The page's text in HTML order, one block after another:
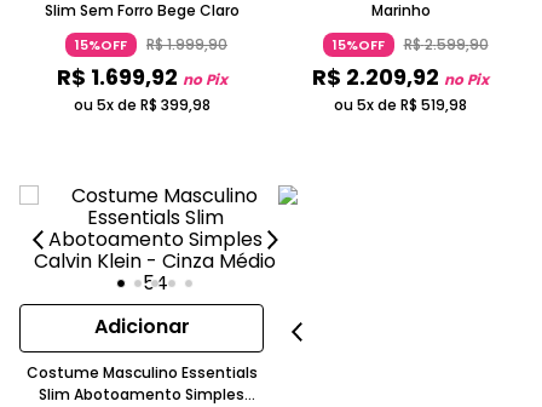
Slim Sem Forro Bege Claro
15%OFF R$1.999,90
R$ 1.699,92 no Pix
ou 5x de R$ 399,98
Marinho
15%OFF R$2.599,90
R$ 2.209,92 no Pix
ou 5x de R$ 519,98
Adicionar
Costume Masculino Essentials
Slim Abotoamento Simples